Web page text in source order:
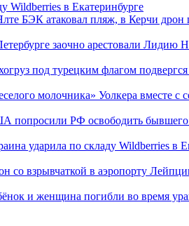
Wildberries в Екатеринбурге
БЭК атаковал пляж, в Керчи
заочно арестовали Лидию
под турецким флагом
молочника» Уолкера вместе с
попросили РФ освободить бывшего
ударила по складу Wildberries в
со взрывчаткой в аэропорту
и женщина погибли во время